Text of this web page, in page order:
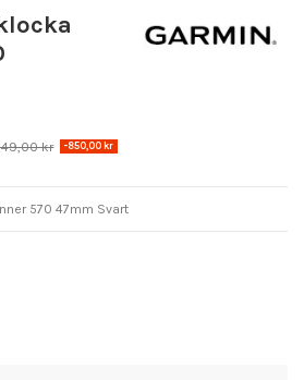
kr -850,00 kr
570 47mm Svart